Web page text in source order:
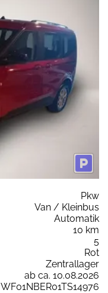
Pkw
Van / Kleinbus
Automatik
10 km
5
Rot
Zentrallager
ab ca. 10.08.2026
WF01NBER01TS14976